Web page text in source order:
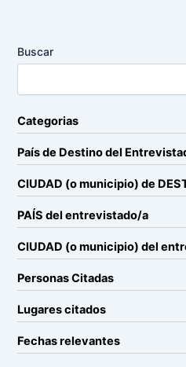
Buscar
Categorias
País de Destino del
CIUDAD (o municipio) de
PAÍS del entrevistado/a
CIUDAD (o municipio) del
Personas Citadas
Lugares citados
Fechas relevantes